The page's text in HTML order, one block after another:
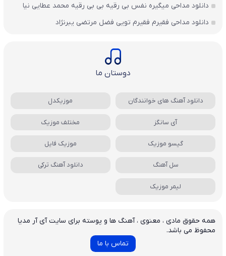
دانلود مداحی میگیره نفس بی رقیه بی بی رقیه محمد عطایی نیا
دانلود مداحی فقیرم فقیرم تویی فضل مرتضی یبرنژاد
دوستان ما
دانلود آهنگ های خوانندگان موزیکدل
آی سانگز مختلف موزیک
گیسو موزیک موزیک فایل
سل آهنگ دانلود آهنگ ترکی
لیمر موزیک
همه حقوق مادی ، معنوی ، آهنگ ها و پوسته برای سایت آی آر مدیا
محفوظ می باشد.
تماس با ما